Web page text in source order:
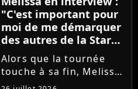
Leur...
"C'est important pour
moi de me démarquer
des autres de la Star
Academy"
Alors que la tournée
touche à sa fin, Melissa
se confie en interview